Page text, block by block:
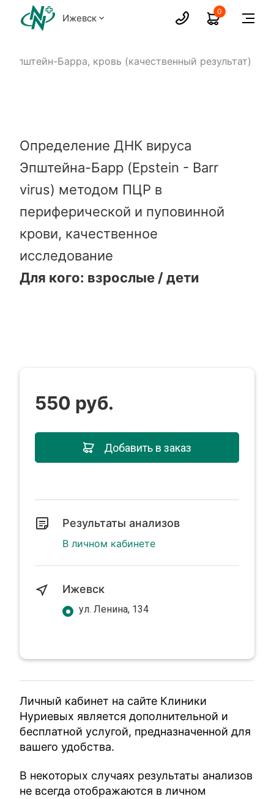
Ижевск
0
Эпштейн-Барра, кровь (качественный результат)
Определение ДНК вируса
Эпштейна-Барр (Epstein - Barr
virus) методом ПЦР в
периферической и пуповинной
крови, качественное
исследование
Для кого: взрослые / дети
Личный кабинет на сайте Клиники
Нуриевых является дополнительной и
бесплатной услугой, предназначенной для
вашего удобства.
В некоторых случаях результаты анализов
не всегда отображаются в личном
550 руб.
Добавить в заказ
Результаты анализов
В личном кабинете
Ижевск
ул. Ленина, 134